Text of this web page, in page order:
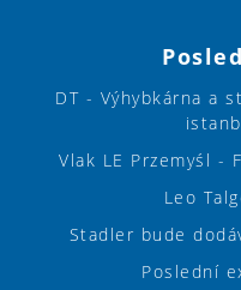
DT - Výhybkárna a
Vlak LE Przemyśl -
Leo
Stadler bude
Poslední